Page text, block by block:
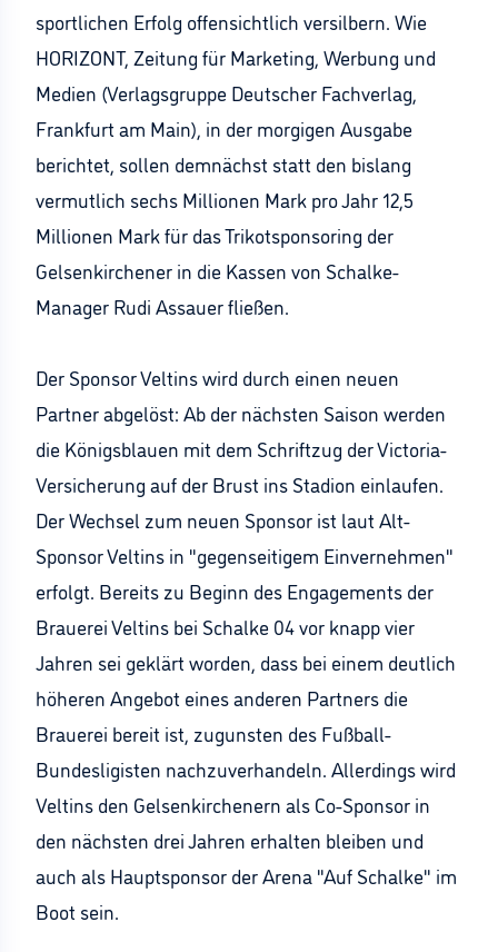
sportlichen Erfolg offensichtlich versilbern. Wie
HORIZONT, Zeitung für Marketing, Werbung und
Medien (Verlagsgruppe Deutscher Fachverlag,
Frankfurt am Main), in der morgigen Ausgabe
berichtet, sollen demnächst statt den bislang
vermutlich sechs Millionen Mark pro Jahr 12,5
Millionen Mark für das Trikotsponsoring der
Gelsenkirchener in die Kassen von Schalke-
Manager Rudi Assauer fließen.
Der Sponsor Veltins wird durch einen neuen
Partner abgelöst: Ab der nächsten Saison werden
die Königsblauen mit dem Schriftzug der Victoria-
Versicherung auf der Brust ins Stadion einlaufen.
Der Wechsel zum neuen Sponsor ist laut Alt-
Sponsor Veltins in "gegenseitigem Einvernehmen"
erfolgt. Bereits zu Beginn des Engagements der
Brauerei Veltins bei Schalke 04 vor knapp vier
Jahren sei geklärt worden, dass bei einem deutlich
höheren Angebot eines anderen Partners die
Brauerei bereit ist, zugunsten des Fußball-
Bundesligisten nachzuverhandeln. Allerdings wird
Veltins den Gelsenkirchenern als Co-Sponsor in
den nächsten drei Jahren erhalten bleiben und
auch als Hauptsponsor der Arena "Auf Schalke" im
Boot sein.